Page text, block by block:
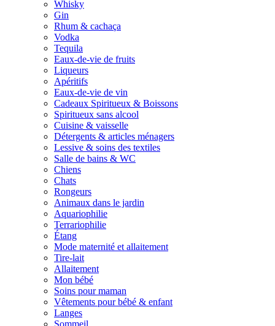
Whisky
Gin
Rhum & cachaça
Vodka
Tequila
Eaux-de-vie de fruits
Liqueurs
Apéritifs
Eaux-de-vie de vin
Cadeaux Spiritueux & Boissons
Spiritueux sans alcool
Cuisine & vaisselle
Détergents & articles ménagers
Lessive & soins des textiles
Salle de bains & WC
Chiens
Chats
Rongeurs
Animaux dans le jardin
Aquariophilie
Terrariophilie
Étang
Mode maternité et allaitement
Tire-lait
Allaitement
Mon bébé
Soins pour maman
Vêtements pour bébé & enfant
Langes
Sommeil